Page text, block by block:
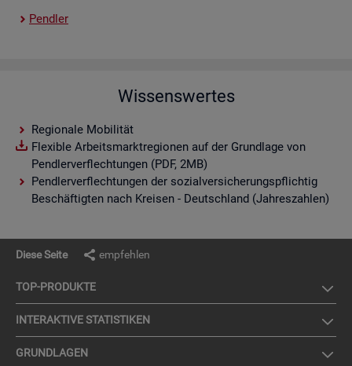
Pend­ler
Wissenswertes
Regionale Mobilität
Flexible Arbeitsmarktregionen auf der Grundlage von
Pendlerverflechtungen (PDF, 2MB)
Pendlerverflechtungen der sozialversicherungspflichtig
Beschäftigten nach Kreisen - Deutschland (Jahreszahlen)
Diese Seite empfehlen
TOP-PRO­DUK­TE
IN­TER­AK­TI­VE STA­TIS­TI­KEN
GRUND­LA­GEN